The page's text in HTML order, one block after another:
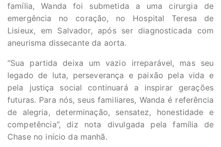
família, Wanda foi submetida a uma cirurgia de
emergência no coração, no Hospital Teresa de
Lisieux, em Salvador, após ser diagnosticada com
aneurisma dissecante da aorta.
“Sua partida deixa um vazio irreparável, mas seu
legado de luta, perseverança e paixão pela vida e
pela justiça social continuará a inspirar gerações
futuras. Para nós, seus familiares, Wanda é referência
de alegria, determinação, sensatez, honestidade e
competência”, diz nota divulgada pela família de
Chase no início da manhã.